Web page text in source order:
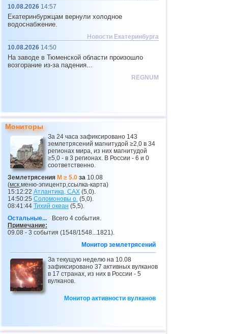
18 Пакистан
19 США
2,5...3,9 15
21 Мьянма
22 Пуэрто-Рико
26 Коста-Рика
27 ДР 3,0...3,2 2
28 Гватемала 3,1
29 Восточный Тимор
30 Средиземное море (центр)
31 Аргентина
32 Ионическое море
33 Чехия
34 Алжир 2,5 1
10.08.2026 14:57
Екатеринбуржцам вернули холодное
водоснабжение.
Новости Екатеринбурга
10.08.2026 14:50
На заводе в Тюменской области произошло
возгорание из-за падения...
REGNUM
Мониторы
За 24 часа зафиксировано 143
землетрясений магнитудой ≥2,0 в 34
регионах мира, из них магнитудой
≥5,0 - в 3 регионах. В России - 6 и 0
соответственно.
Землетрясения M ≥ 5.0 за 10.08
(мск,меню-эпицентр,ссылка-карта)
15:12:22 Атлантика, САХ (5,0).
14:50:25 Соломоновы о. (5,0).
08:41:44 Тихий океан (5,5).
Остальные...
Всего 4 события.
Примечание:
09.08 - 3 события (1548/1548...1821).
Монитор землетрясений
За текущую неделю на 10.08
зафиксировано 37 активных вулканов
в 17 странах, из них в России - 5
вулканов.
Монитор активности вулканов